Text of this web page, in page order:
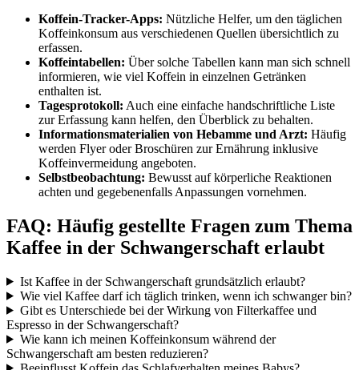
Koffein-Tracker-Apps: Nützliche Helfer, um den täglichen
Koffeinkonsum aus verschiedenen Quellen übersichtlich zu
erfassen.
Koffeintabellen: Über solche Tabellen kann man sich schnell
informieren, wie viel Koffein in einzelnen Getränken
enthalten ist.
Tagesprotokoll: Auch eine einfache handschriftliche Liste
zur Erfassung kann helfen, den Überblick zu behalten.
Informationsmaterialien von Hebamme und Arzt: Häufig
werden Flyer oder Broschüren zur Ernährung inklusive
Koffeinvermeidung angeboten.
Selbstbeobachtung: Bewusst auf körperliche Reaktionen
achten und gegebenenfalls Anpassungen vornehmen.
FAQ: Häufig gestellte Fragen zum Thema
Kaffee in der Schwangerschaft erlaubt
Ist Kaffee in der Schwangerschaft grundsätzlich erlaubt?
Wie viel Kaffee darf ich täglich trinken, wenn ich schwanger bin?
Gibt es Unterschiede bei der Wirkung von Filterkaffee und
Espresso in der Schwangerschaft?
Wie kann ich meinen Koffeinkonsum während der
Schwangerschaft am besten reduzieren?